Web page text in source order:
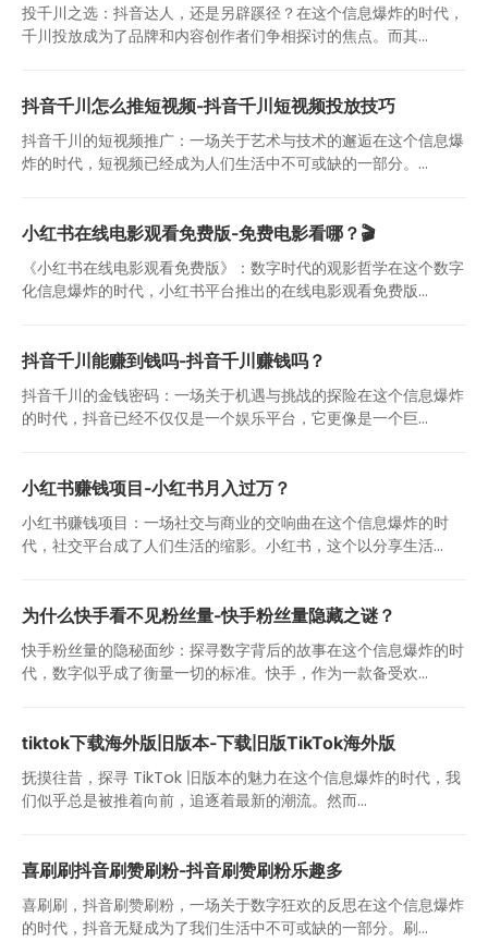
投千川之选：抖音达人，还是另辟蹊径？在这个信息爆炸的时代，
千川投放成为了品牌和内容创作者们争相探讨的焦点。而其...
抖音千川怎么推短视频-抖音千川短视频投放技巧
抖音千川的短视频推广：一场关于艺术与技术的邂逅在这个信息爆
炸的时代，短视频已经成为人们生活中不可或缺的一部分。...
小红书在线电影观看免费版-免费电影看哪？🎬
《小红书在线电影观看免费版》：数字时代的观影哲学在这个数字
化信息爆炸的时代，小红书平台推出的在线电影观看免费版...
抖音千川能赚到钱吗-抖音千川赚钱吗？
抖音千川的金钱密码：一场关于机遇与挑战的探险在这个信息爆炸
的时代，抖音已经不仅仅是一个娱乐平台，它更像是一个巨...
小红书赚钱项目-小红书月入过万？
小红书赚钱项目：一场社交与商业的交响曲在这个信息爆炸的时
代，社交平台成了人们生活的缩影。小红书，这个以分享生活...
为什么快手看不见粉丝量-快手粉丝量隐藏之谜？
快手粉丝量的隐秘面纱：探寻数字背后的故事在这个信息爆炸的时
代，数字似乎成了衡量一切的标准。快手，作为一款备受欢...
tiktok下载海外版旧版本-下载旧版TikTok海外版
抚摸往昔，探寻 TikTok 旧版本的魅力在这个信息爆炸的时代，我
们似乎总是被推着向前，追逐着最新的潮流。然而...
喜刷刷抖音刷赞刷粉-抖音刷赞刷粉乐趣多
喜刷刷，抖音刷赞刷粉，一场关于数字狂欢的反思在这个信息爆炸
的时代，抖音无疑成为了我们生活中不可或缺的一部分。刷...